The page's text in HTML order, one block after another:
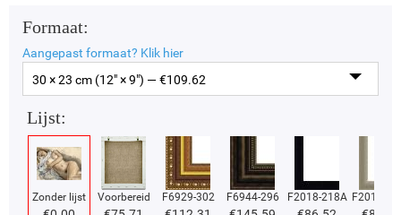
Formaat:
Aangepast formaat? Klik hier
30 × 23 cm (12" × 9") — €109.62
Lijst:
Zonder lijst Voorbereid F6929-302 F6944-296 F2018-218A F2018-